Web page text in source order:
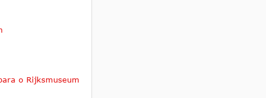
o Rijksmuseum